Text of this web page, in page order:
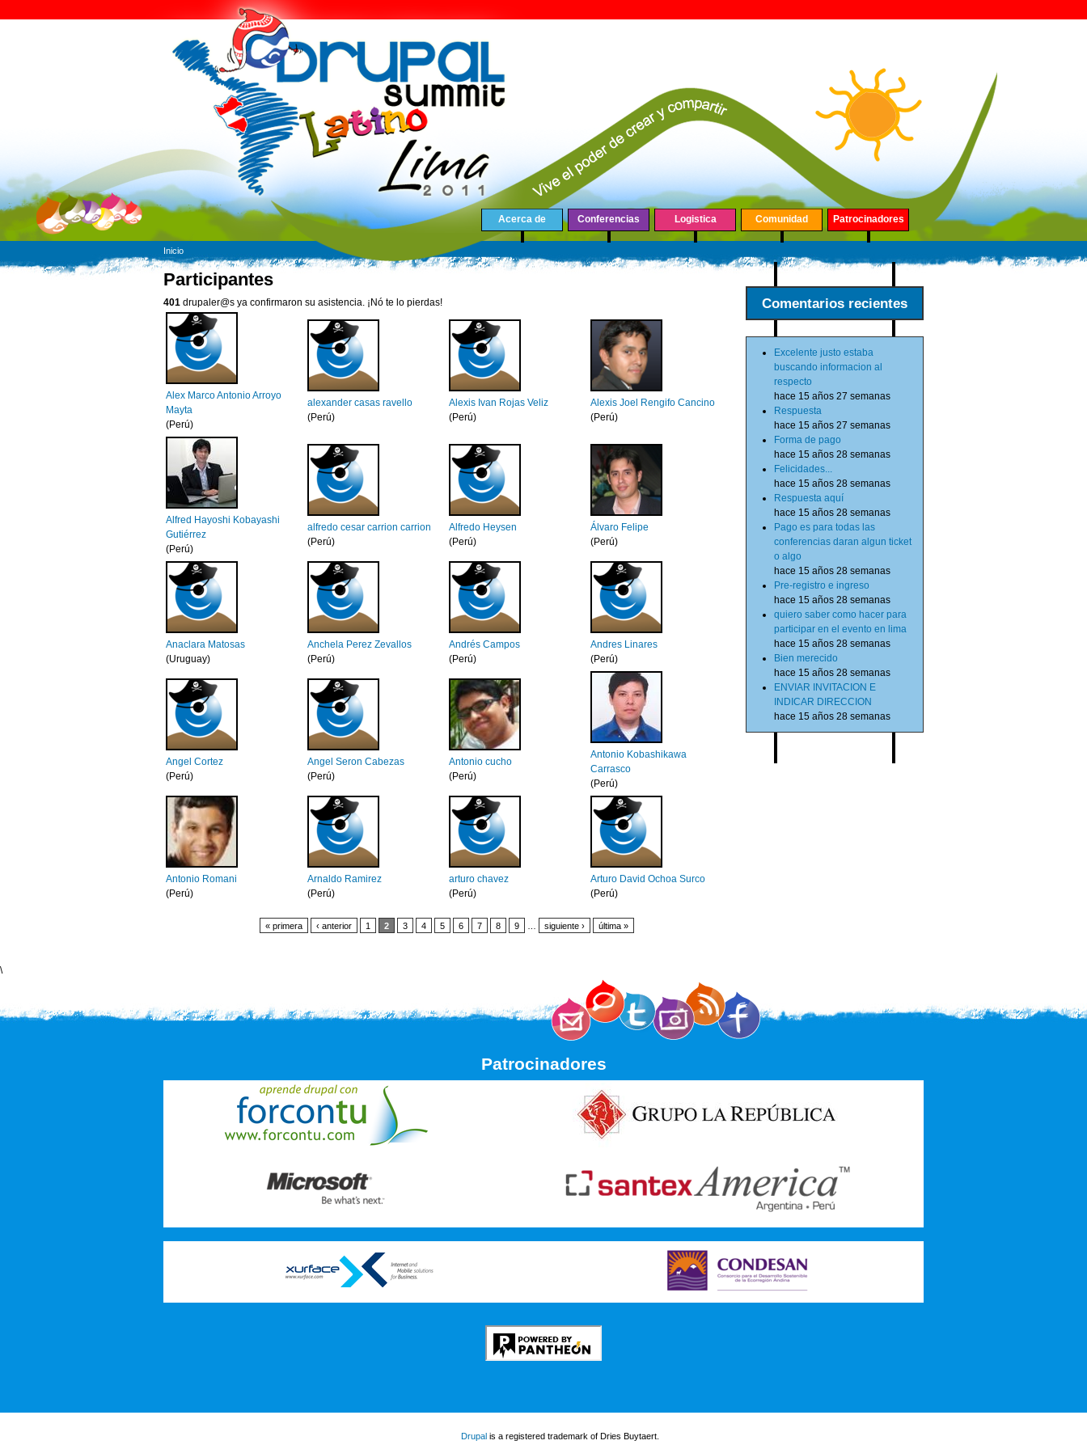
Acerca de Conferencias Logistica Comunidad Patrocinadores
Inicio
Participantes
401 drupaler@s ya confirmaron su asistencia. ¡Nó te lo pierdas!
Alex Marco Antonio Arroyo
Mayta
(Perú)
alexander casas ravello
(Perú)
Alexis Ivan Rojas Veliz
(Perú)
Alexis Joel Rengifo Cancino
(Perú)
Alfred Hayoshi Kobayashi
Gutiérrez
(Perú)
alfredo cesar carrion carrion
(Perú)
Alfredo Heysen
(Perú)
Álvaro Felipe
(Perú)
Anaclara Matosas
(Uruguay)
Anchela Perez Zevallos
(Perú)
Andrés Campos
(Perú)
Andres Linares
(Perú)
Angel Cortez
(Perú)
Angel Seron Cabezas
(Perú)
Antonio cucho
(Perú)
Antonio Kobashikawa
Carrasco
(Perú)
Antonio Romani
(Perú)
Arnaldo Ramirez
(Perú)
arturo chavez
(Perú)
Arturo David Ochoa Surco
(Perú)
« primera ‹ anterior 1 2 3 4 5 6 7 8 9 siguiente › última »
Comentarios recientes
Excelente justo estaba
buscando informacion al
respecto
hace 15 años 27 semanas
Respuesta
hace 15 años 27 semanas
Forma de pago
hace 15 años 28 semanas
Felicidades...
hace 15 años 28 semanas
Respuesta aquí
hace 15 años 28 semanas
Pago es para todas las
conferencias daran algun ticket
o algo
hace 15 años 28 semanas
Pre-registro e ingreso
hace 15 años 28 semanas
quiero saber como hacer para
participar en el evento en lima
hace 15 años 28 semanas
Bien merecido
hace 15 años 28 semanas
ENVIAR INVITACION E
INDICAR DIRECCION
hace 15 años 28 semanas
\
Patrocinadores
Drupalis a registered trademark of Dries Buytaert.